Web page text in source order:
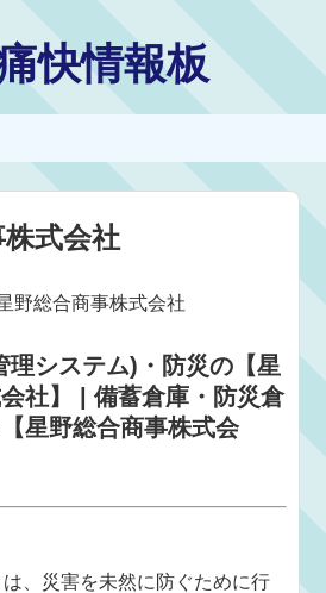
快情報板
式会社
野総合商事株式会社
理システム)・防災の【星
社】 | 備蓄倉庫・防災倉
星野総合商事株式会
、災害を未然に防ぐために行